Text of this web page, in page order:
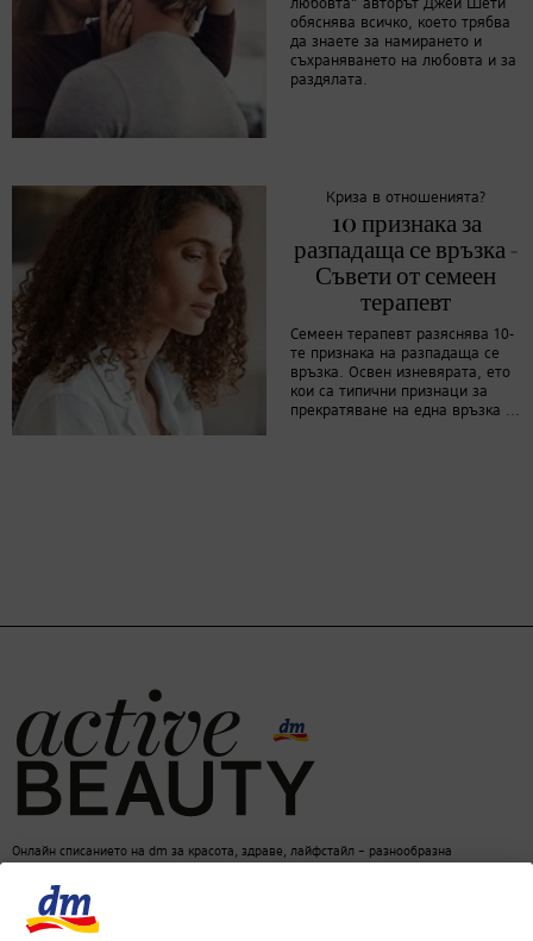
любовта“ авторът Джей Шети
обяснява всичко, което трябва
да знаете за намирането и
съхраняването на любовта и за
раздялата.
Криза в отношенията?
10 признака за
разпадаща се връзка -
Съвети от семеен
терапевт
Семеен терапевт разяснява 10-
те признака на разпадаща се
връзка. Освен изневярата, ето
кои са типични признаци за
прекратяване на една връзка ...
Онлайн списанието на dm за красота, здраве, лайфстайл – разнообразна